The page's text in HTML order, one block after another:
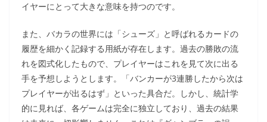
イヤーにとって大きな意味を持つのです。
また、バカラの世界には「シューズ」と呼ばれるカードの
履歴を細かく記録する用紙が存在します。過去の勝敗の流
れを図式化したもので、プレイヤーはこれを見て次に出る
手を予想しようとします。「バンカーが3連勝したから次は
プレイヤーが出るはず」といった具合だ。しかし、統計学
的に見れば、各ゲームは完全に独立しており、過去の結果